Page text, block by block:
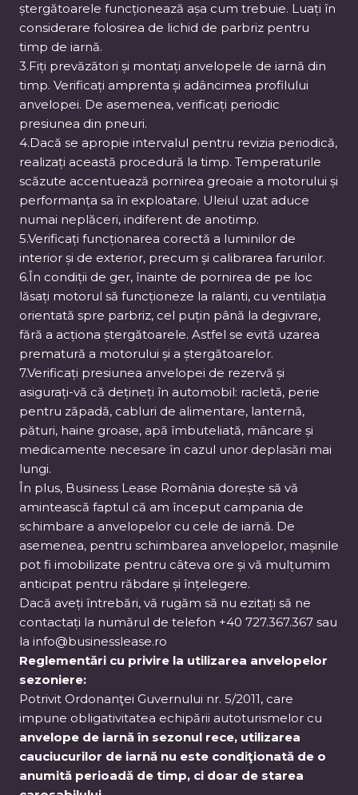
ștergătoarele funcționează așa cum trebuie. Luați în
considerare folosirea de lichid de parbriz pentru
timp de iarnă.
3.Fiți prevăzători și montați anvelopele de iarnă din
timp. Verificați amprenta și adâncimea profilului
anvelopei. De asemenea, verificați periodic
presiunea din pneuri.
4.Dacă se apropie intervalul pentru revizia periodică,
realizați această procedură la timp. Temperaturile
scăzute accentuează pornirea greoaie a motorului și
performanța sa în exploatare. Uleiul uzat aduce
numai neplăceri, indiferent de anotimp.
5.Verificați funcționarea corectă a luminilor de
interior și de exterior, precum și calibrarea farurilor.
6.În condiții de ger, înainte de pornirea de pe loc
lăsați motorul să funcționeze la ralanti, cu ventilația
orientată spre parbriz, cel puțin până la degivrare,
fără a acționa ștergătoarele. Astfel se evită uzarea
prematură a motorului și a ștergătoarelor.
7.Verificați presiunea anvelopei de rezervă și
asigurați-vă că dețineți în automobil: racletă, perie
pentru zăpadă, cabluri de alimentare, lanternă,
pături, haine groase, apă îmbuteliată, mâncare și
medicamente necesare în cazul unor deplasări mai
lungi.
În plus, Business Lease România dorește să vă
amintească faptul că am început campania de
schimbare a anvelopelor cu cele de iarnă. De
asemenea, pentru schimbarea anvelopelor, mașinile
pot fi imobilizate pentru câteva ore și vă mulțumim
anticipat pentru răbdare și înțelegere.
Dacă aveți întrebări, vă rugăm să nu ezitați să ne
contactați la numărul de telefon +40 727.367.367 sau
la info@businesslease.ro
Reglementări cu privire la utilizarea anvelopelor
sezoniere:
Potrivit Ordonanţei Guvernului nr. 5/2011, care
impune obligativitatea echipării autoturismelor cu
anvelope de iarnă în sezonul rece, utilizarea
cauciucurilor de iarnă nu este condiţionată de o
anumită perioadă de timp, ci doar de starea